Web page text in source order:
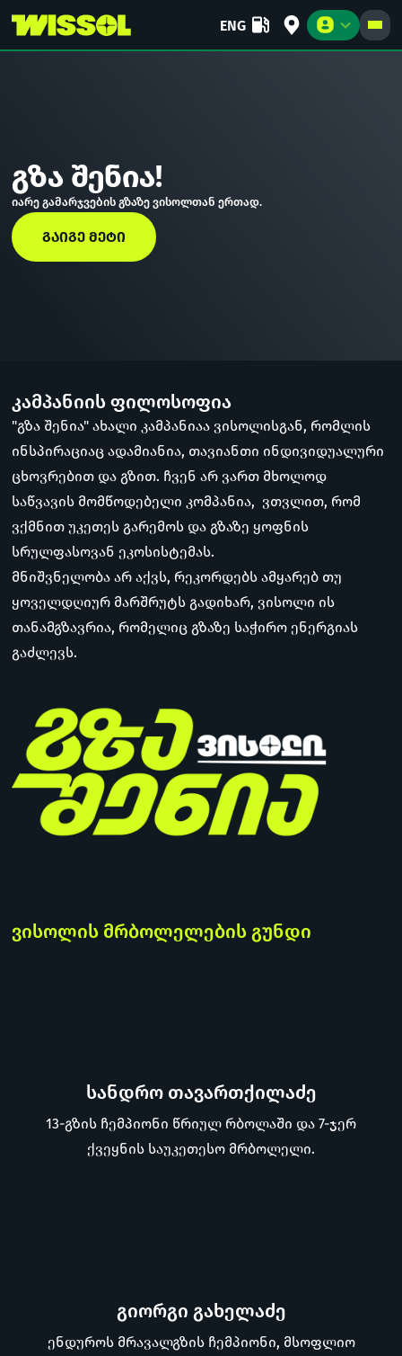
ENG
გზა შენია!
იარე გამარჯვების გზაზე ვისოლთან ერთად.
ᲒᲐᲘᲒᲔ ᲛᲔᲢᲘ
კამპანიის ფილოსოფია
"გზა შენია" ახალი კამპანიაა ვისოლისგან, რომლის
ინსპირაციაც ადამიანია, თავიანთი ინდივიდუალური
ცხოვრებით და გზით. ჩვენ არ ვართ მხოლოდ
საწვავის მომწოდებელი კომპანია, ვთვლით, რომ
ვქმნით უკეთეს გარემოს და გზაზე ყოფნის
სრულფასოვან ეკოსისტემას.
მნიშვნელობა არ აქვს, რეკორდებს ამყარებ თუ
ყოველდღიურ მარშრუტს გადიხარ, ვისოლი ის
თანამგზავრია, რომელიც გზაზე საჭირო ენერგიას
გაძლევს.
ვისოლის მრბოლელების გუნდი
სანდრო თავართქილაძე
13-გზის ჩემპიონი წრიულ რბოლაში და 7-ჯერ
ქვეყნის საუკეთესო მრბოლელი.
გიორგი გახელაძე
ენდუროს მრავალგზის ჩემპიონი, მსოფლიო